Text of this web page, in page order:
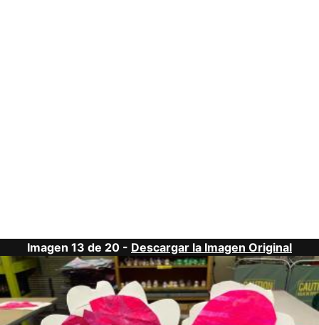
Imagen 13 de 20 - Descargar la Imagen Original